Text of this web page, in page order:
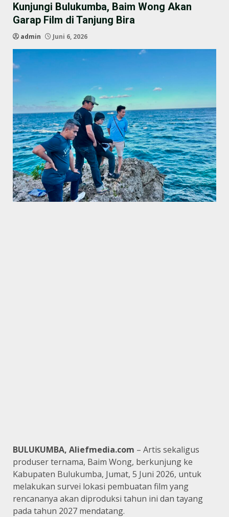
Kunjungi Bulukumba, Baim Wong Akan
Garap Film di Tanjung Bira
admin Juni 6, 2026
BULUKUMBA, Aliefmedia.com – Artis sekaligus
produser ternama, Baim Wong, berkunjung ke
Kabupaten Bulukumba, Jumat, 5 Juni 2026, untuk
melakukan survei lokasi pembuatan film yang
rencananya akan diproduksi tahun ini dan tayang
pada tahun 2027 mendatang.